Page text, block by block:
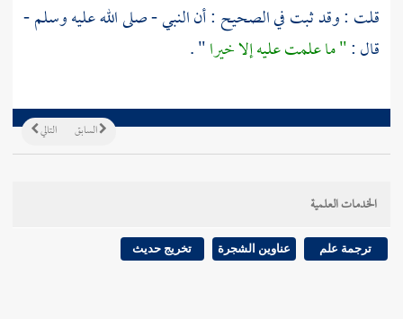
قلت : وقد ثبت في الصحيح : أن النبي - صلى الله عليه وسلم -
قال :" ما علمت عليه إلا خيرا" .
التالي السابق
الخدمات العلمية
ترجمة علم عناوين الشجرة تخريج حديث